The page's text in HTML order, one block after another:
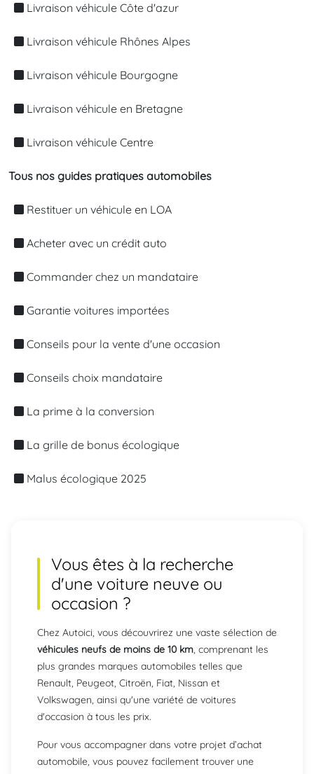
Livraison véhicule Côte d'azur
Livraison véhicule Rhônes Alpes
Livraison véhicule Bourgogne
Livraison véhicule en Bretagne
Livraison véhicule Centre
Tous nos guides pratiques automobiles
Restituer un véhicule en LOA
Acheter avec un crédit auto
Commander chez un mandataire
Garantie voitures importées
Conseils pour la vente d'une occasion
Conseils choix mandataire
La prime à la conversion
La grille de bonus écologique
Malus écologique 2025
Vous êtes à la recherche
d'une voiture neuve ou
occasion ?
Chez Autoici, vous découvrirez une vaste sélection de
véhicules neufs de moins de 10 km, comprenant les
plus grandes marques automobiles telles que
Renault, Peugeot, Citroën, Fiat, Nissan et
Volkswagen, ainsi qu'une variété de voitures
d'occasion à tous les prix.
Pour vous accompagner dans votre projet d’achat
automobile, vous pouvez facilement trouver une